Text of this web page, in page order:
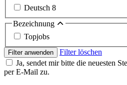
Deutsch 8
Bezeichnung
Topjobs
Filter anwenden
Filter löschen
Ja, sendet mir bitte die neuesten
per E-Mail zu.